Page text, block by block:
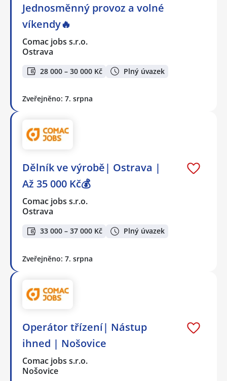
Jednosměnný provoz a volné
víkendy🔥
Comac jobs s.r.o.
Ostrava
28 000 – 30 000 Kč Plný úvazek
Zveřejněno: 7. srpna
Dělník ve výrobě| Ostrava |
Až 35 000 Kč💰
Comac jobs s.r.o.
Ostrava
33 000 – 37 000 Kč Plný úvazek
Zveřejněno: 7. srpna
Operátor třízení| Nástup
ihned | Nošovice
Comac jobs s.r.o.
Nošovice